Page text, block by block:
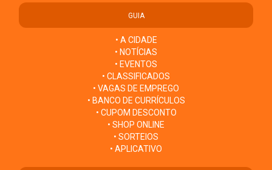
GUIA
• A CIDADE
• NOTÍCIAS
• EVENTOS
• CLASSIFICADOS
• VAGAS DE EMPREGO
• BANCO DE CURRÍCULOS
• CUPOM DESCONTO
• SHOP ONLINE
• SORTEIOS
• APLICATIVO